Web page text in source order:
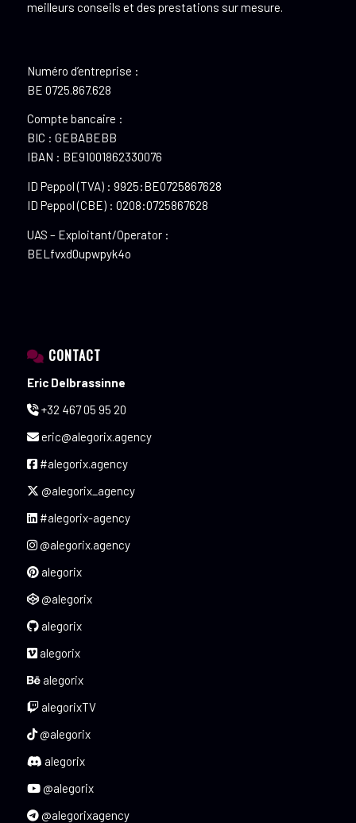
meilleurs conseils et des prestations sur mesure.
Numéro d’entreprise :
BE 0725.867.628
Compte bancaire :
BIC : GEBABEBB
IBAN : BE91001862330076
ID Peppol (TVA) : 9925:BE0725867628
ID Peppol (CBE) : 0208:0725867628
UAS – Exploitant/Operator :
BELfvxd0upwpyk4o
CONTACT
Eric Delbrassinne
+32 467 05 95 20
eric@alegorix.agency
#alegorix.agency
@alegorix_agency
#alegorix-agency
@alegorix.agency
alegorix
@alegorix
alegorix
alegorix
alegorix
alegorixTV
@alegorix
alegorix
@alegorix
@alegorixagency